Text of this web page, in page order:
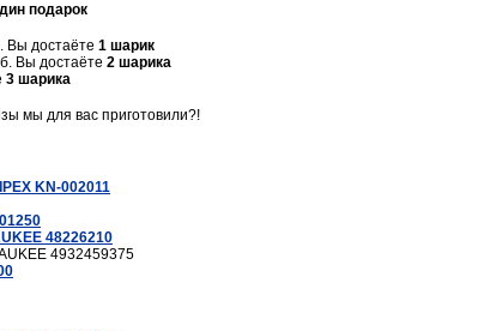
подарок
Вы достаёте 1 шарик
Вы достаёте 2 шарика
3 шарика
мы для вас приготовили?!
KN-002011
48226210
4932459375